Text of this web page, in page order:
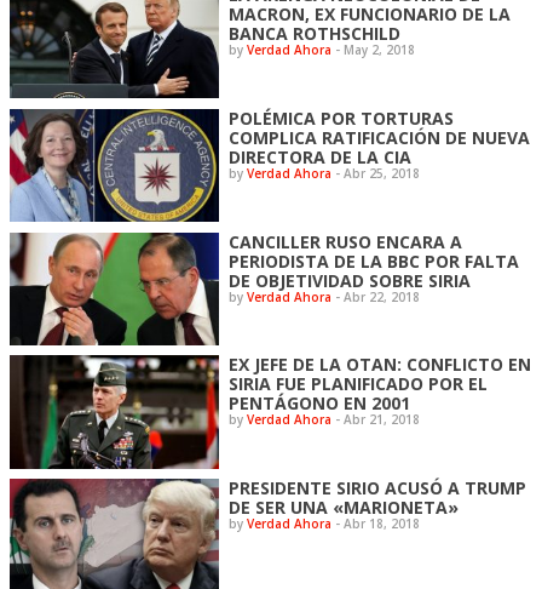
MACRON, EX FUNCIONARIO DE LA
BANCA ROTHSCHILD
byVerdad Ahora - May 2, 2018
POLÉMICA POR TORTURAS
COMPLICA RATIFICACIÓN DE NUEVA
DIRECTORA DE LA CIA
byVerdad Ahora - Abr 25, 2018
CANCILLER RUSO ENCARA A
PERIODISTA DE LA BBC POR FALTA
DE OBJETIVIDAD SOBRE SIRIA
byVerdad Ahora - Abr 22, 2018
EX JEFE DE LA OTAN: CONFLICTO EN
SIRIA FUE PLANIFICADO POR EL
PENTÁGONO EN 2001
byVerdad Ahora - Abr 21, 2018
PRESIDENTE SIRIO ACUSÓ A TRUMP
DE SER UNA «MARIONETA»
byVerdad Ahora - Abr 18, 2018